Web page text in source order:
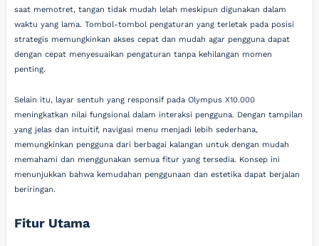
saat memotret, tangan tidak mudah lelah meskipun digunakan dalam
waktu yang lama. Tombol-tombol pengaturan yang terletak pada posisi
strategis memungkinkan akses cepat dan mudah agar pengguna dapat
dengan cepat menyesuaikan pengaturan tanpa kehilangan momen
penting.
Selain itu, layar sentuh yang responsif pada Olympus X10.000
meningkatkan nilai fungsional dalam interaksi pengguna. Dengan tampilan
yang jelas dan intuitif, navigasi menu menjadi lebih sederhana,
memungkinkan pengguna dari berbagai kalangan untuk dengan mudah
memahami dan menggunakan semua fitur yang tersedia. Konsep ini
menunjukkan bahwa kemudahan penggunaan dan estetika dapat berjalan
beriringan.
Fitur Utama